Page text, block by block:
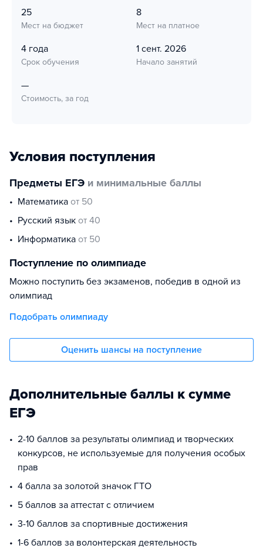
25
Мест на бюджет
8
Мест на платное
4 года
Срок обучения
1 сент. 2026
Начало занятий
—
Стоимость, за год
Условия поступления
Предметы ЕГЭ и минимальные баллы
математика от 50
русский язык от 40
информатика от 50
Поступление по олимпиаде
Можно поступить без экзаменов, победив в одной из
олимпиад
Подобрать олимпиаду
Оценить шансы на поступление
Дополнительные баллы к сумме
ЕГЭ
2-10 баллов за результаты олимпиад и творческих
конкурсов, не используемые для получения особых
прав
4 балла за золотой значок ГТО
5 баллов за аттестат с отличием
3-10 баллов за спортивные достижения
1-6 баллов за волонтерская деятельность